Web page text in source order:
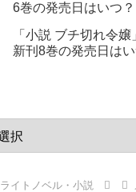
6巻の発売日はいつ？
「小説 ブチ切れ令
新刊8巻の発売日はい
ライトノベル・小説